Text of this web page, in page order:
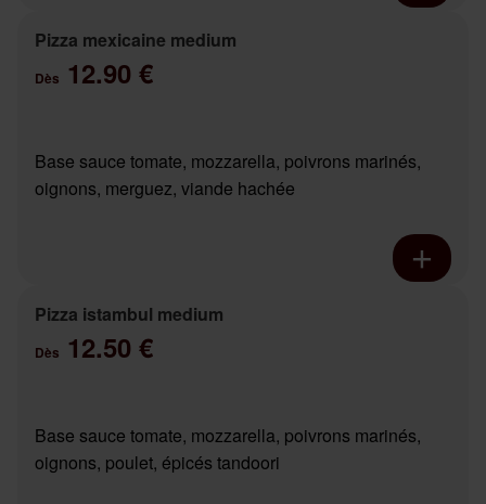
Pizza mexicaine medium
Dès 12.90 €
Base sauce tomate, mozzarella, poivrons marinés,
oignons, merguez, viande hachée
Pizza istambul medium
Dès 12.50 €
Base sauce tomate, mozzarella, poivrons marinés,
oignons, poulet, épicés tandoori